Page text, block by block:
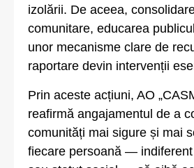
izolării. De aceea,
comunitare, educarea
unor mecanisme clare de
raportare devin intervenții
Prin aceste acțiuni, AO
reafirmă angajamentul de a
comunități mai sigure și mai
fiecare persoană —